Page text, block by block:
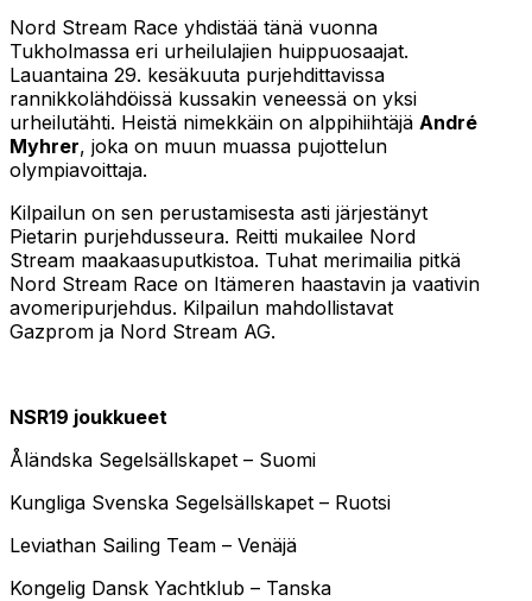
Nord Stream Race yhdistää tänä vuonna
Tukholmassa eri urheilulajien huippuosaajat.
Lauantaina 29. kesäkuuta purjehdittavissa
rannikkolähdöissä kussakin veneessä on yksi
urheilutähti. Heistä nimekkäin on alppihiihtäjä André
Myhrer, joka on muun muassa pujottelun
olympiavoittaja.
Kilpailun on sen perustamisesta asti järjestänyt
Pietarin purjehdusseura. Reitti mukailee Nord
Stream maakaasuputkistoa. Tuhat merimailia pitkä
Nord Stream Race on Itämeren haastavin ja vaativin
avomeripurjehdus. Kilpailun mahdollistavat
Gazprom ja Nord Stream AG.
NSR19 joukkueet
Åländska Segelsällskapet – Suomi
Kungliga Svenska Segelsällskapet – Ruotsi
Leviathan Sailing Team – Venäjä
Kongelig Dansk Yachtklub – Tanska